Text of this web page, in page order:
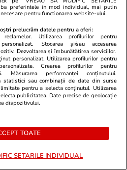
tranșantă
negative.
că a
„Un
de spus
flancată de
aflat
de Apel
preferintele in mod individual, mai putin
pentru functionarea website-ului.
prelucrăm datele pentru a oferi:
reclamelor. Utilizarea profilurilor pentru
Stocarea și/sau accesarea
Dezvoltarea și îmbunătățirea serviciilor.
personalizat. Utilizarea profilurilor pentru
Crearea profilurilor pentru
Măsurarea performanței conținutului.
statistici sau combinații de date din surse
pentru a selecta conținutul. Utilizarea
publicitatea. Date precise de geolocație
dispozitivului.
TOATE
SETARILE INDIVIDUAL